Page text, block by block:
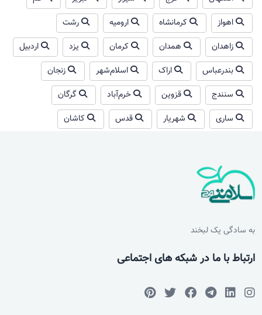
اهواز
کرمانشاه ارومیه
رشت
زاهدان
همدان کرمان یزد
اردبیل
بندرعباس
اراک اسلام‌شهر
زنجان
سنندج
قزوین خرم‌آباد
گرگان
ساری
شهریار قدس کاشان
به سادگی یک لبخند
ارتباط با ما در شبکه های اجتماعی